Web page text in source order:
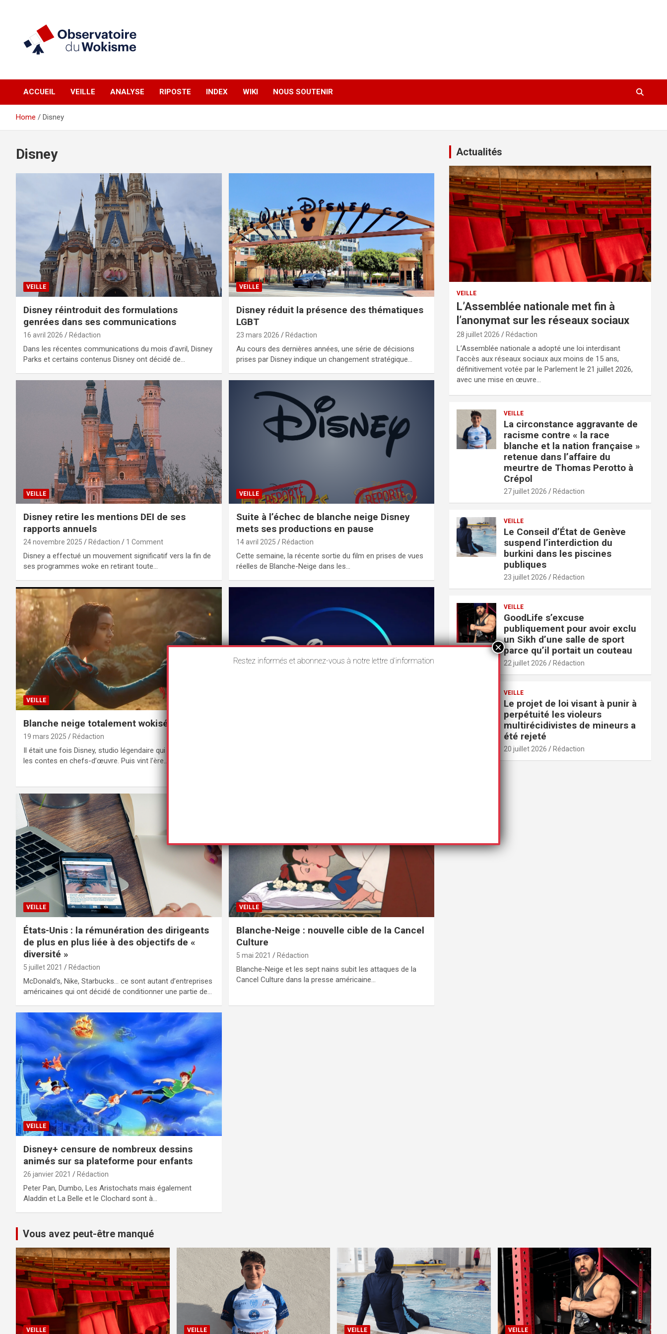
Observatoire du
Wokisme
ACCUEIL VEILLE ANALYSE RIPOSTE INDEX WIKI NOUS SOUTENIR
Home Disney
Disney
VEILLE
Disney réintroduit des formulations
genrées dans ses communications
16 avril 2026 Rédaction
Dans les récentes communications du mois d’avril, Disney
Parks et certains contenus Disney ont décidé de…
VEILLE
Disney réduit la présence des thématiques
LGBT
23 mars 2026 Rédaction
Au cours des dernières années, une série de décisions
prises par Disney indique un changement stratégique…
VEILLE
Disney retire les mentions DEI de ses
rapports annuels
24 novembre 2025 Rédaction 1 Comment
Disney a effectué un mouvement significatif vers la fin de
ses programmes woke en retirant toute…
VEILLE
Suite à l’échec de blanche neige Disney
mets ses productions en pause
14 avril 2025 Rédaction
Cette semaine, la récente sortie du film en prises de vues
réelles de Blanche-Neige dans les…
VEILLE
Blanche neige totalement wokisée. Fuyez !
19 mars 2025 Rédaction
Il était une fois Disney, studio légendaire qui transformait
les contes en chefs-d’œuvre. Puis vint l’ère…
VEILLE
États-Unis : la rémunération des dirigeants
de plus en plus liée à des objectifs de «
diversité »
5 juillet 2021 Rédaction
McDonald’s, Nike, Starbucks… ce sont autant d’entreprises
américaines qui ont décidé de conditionner une partie de…
VEILLE
Blanche-Neige : nouvelle cible de la Cancel
Culture
5 mai 2021 Rédaction
Blanche-Neige et les sept nains subit les attaques de la
Cancel Culture dans la presse américaine…
VEILLE
Disney+ censure de nombreux dessins
animés sur sa plateforme pour enfants
26 janvier 2021 Rédaction
Peter Pan, Dumbo, Les Aristochats mais également
Aladdin et La Belle et le Clochard sont à…
Actualités
VEILLE
L’Assemblée nationale met fin à
l’anonymat sur les réseaux sociaux
28 juillet 2026 Rédaction
L’Assemblée nationale a adopté une loi interdisant
l’accès aux réseaux sociaux aux moins de 15 ans,
définitivement votée par le Parlement le 21 juillet 2026,
avec une mise en œuvre…
VEILLE
La circonstance aggravante de
racisme contre « la race
blanche et la nation française »
retenue dans l’affaire du
meurtre de Thomas Perotto à
Crépol
27 juillet 2026 Rédaction
VEILLE
Le Conseil d’État de Genève
suspend l’interdiction du
burkini dans les piscines
publiques
23 juillet 2026 Rédaction
VEILLE
GoodLife s’excuse
publiquement pour avoir exclu
un Sikh d’une salle de sport
parce qu’il portait un couteau
22 juillet 2026 Rédaction
VEILLE
Le projet de loi visant à punir à
perpétuité les violeurs
multirécidivistes de mineurs a
été rejeté
20 juillet 2026 Rédaction
Vous avez peut-être manqué
VEILLE VEILLE VEILLE VEILLE
Restez informés et abonnez-vous à notre lettre d’information